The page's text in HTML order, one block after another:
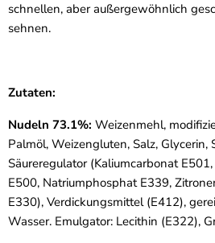
schnellen, aber außergewöhnlich
sehnen.
Zutaten:
Nudeln 73.1%: Weizenmehl,
Palmöl, Weizengluten, Salz, Glycerin,
Säureregulator (Kaliumcarbonat
E500, Natriumphosphat E339,
E330), Verdickungsmittel (E412),
Wasser. Emulgator: Lecithin (E322),